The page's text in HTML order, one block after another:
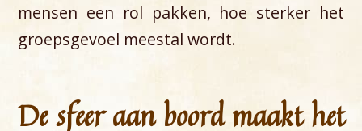
mensen een rol pakken, hoe sterker het
groepsgevoel meestal wordt.
De sfeer aan boord maakt het